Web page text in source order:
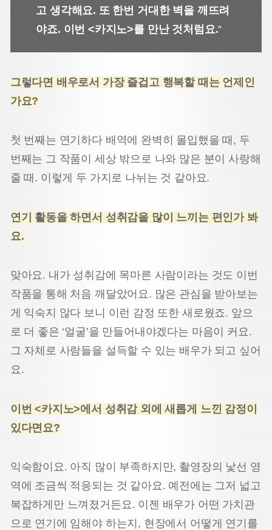
고 생각해요. 또 한번 거대한 벽을 깨뜨려
야죠. 이번 <카지노>를 만난 것처럼요.“
그렇다면 배우로서 가장 즐겁고 행복할 때는 언제인
가요?
첫 번째는 연기하다 배역에 완벽히 몰입했을 때, 두
번째는 그 작품이 세상 밖으로 나와 많은 분이 사랑해
줄 때. 이렇게 두 가지로 나뉘는 것 같아요.
연기 활동을 하면서 성취감을 많이 느끼는 편인가 봐
요.
맞아요. 내가 성취감에 목마른 사람이라는 것도 이번
작품을 통해 처음 깨달았어요. 많은 관심을 받아보는
게 익숙지 않다 보니 이런 감정 또한 새로웠죠. 앞으
로 더 좋은 ‘얼굴’을 만들어내야겠다는 마음이 커요.
그 자체로 사람들을 설득할 수 있는 배우가 되고 싶어
요.
이번 <카지노>에서 성취감 외에 새롭게 느낀 감정이
있다면요?
익숙함이요. 아직 많이 부족하지만, 촬영장의 낯선 영
역에 조금씩 적응되는 것 같아요. 예전에는 그저 넓고
복잡하게만 느껴졌거든요. 이젠 배우가 어떤 가치관
으로 연기에 임해야 하는지, 현장에서 어떻게 연기를